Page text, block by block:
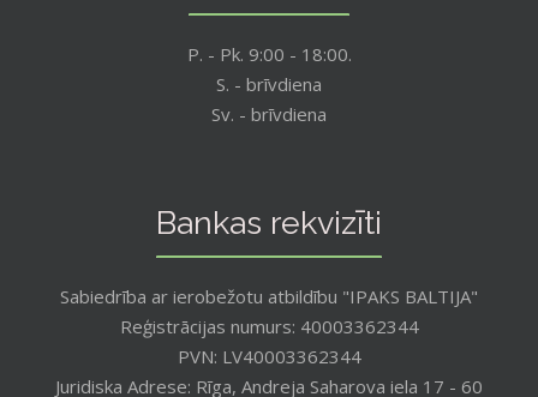
P. - Pk. 9:00 - 18:00.
S. - brīvdiena
Sv. - brīvdiena
Bankas rekvizīti
Sabiedrība ar ierobežotu atbildību "IPAKS BALTIJA"
Reģistrācijas numurs: 40003362344
PVN: LV40003362344
Juridiska Adrese: Rīga, Andreja Saharova iela 17 - 60